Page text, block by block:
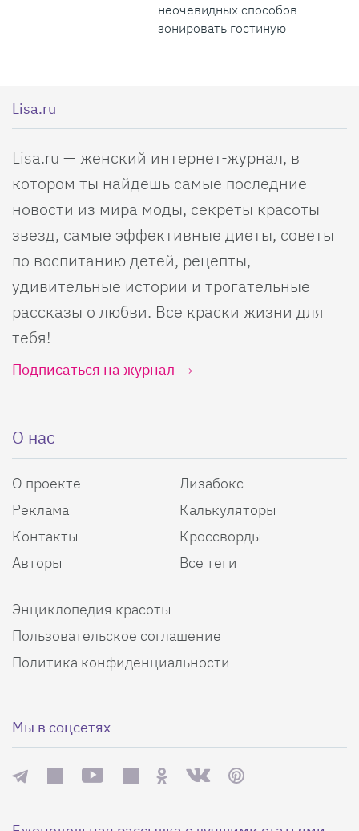
неочевидных способов
зонировать гостиную
Lisa.ru
Lisa.ru — женский интернет-журнал, в
котором ты найдешь самые последние
новости из мира моды, секреты красоты
звезд, самые эффективные диеты, советы
по воспитанию детей, рецепты,
удивительные истории и трогательные
рассказы о любви. Все краски жизни для
тебя!
Подписаться на журнал
О нас
О проекте
Реклама
Контакты
Авторы
Лизабокс
Калькуляторы
Кроссворды
Все теги
Энциклопедия красоты
Пользовательское соглашение
Политика конфиденциальности
Мы в соцсетях